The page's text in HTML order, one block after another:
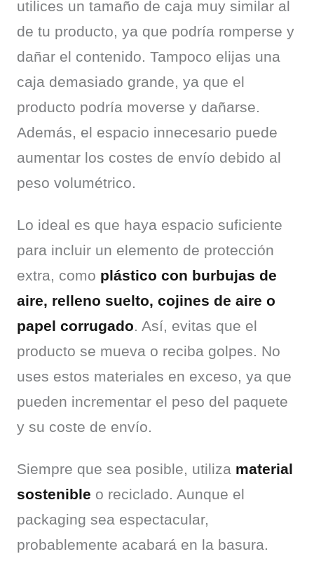
utilices un tamaño de caja muy similar al
de tu producto, ya que podría romperse y
dañar el contenido. Tampoco elijas una
caja demasiado grande, ya que el
producto podría moverse y dañarse.
Además, el espacio innecesario puede
aumentar los costes de envío debido al
peso volumétrico.
Lo ideal es que haya espacio suficiente
para incluir un elemento de protección
extra, como plástico con burbujas de
aire, relleno suelto, cojines de aire o
papel corrugado. Así, evitas que el
producto se mueva o reciba golpes. No
uses estos materiales en exceso, ya que
pueden incrementar el peso del paquete
y su coste de envío.
Siempre que sea posible, utiliza material
sostenible o reciclado. Aunque el
packaging sea espectacular,
probablemente acabará en la basura.